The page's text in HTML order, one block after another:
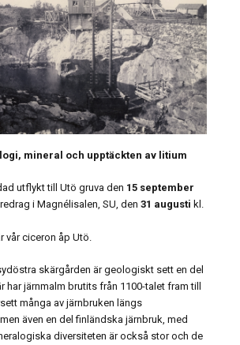
mineral och upptäckten av litium
utflykt till Utö gruva den 15 september
i Magnélisalen, SU, den31 augusti kl.
vår ciceron åp Utö.
skärgården är geologiskt sett en del
har järnmalm brutits från 1100-talet fram till
många av järnbruken längs
även en del finländska järnbruk, med
diversiteten är också stor och de